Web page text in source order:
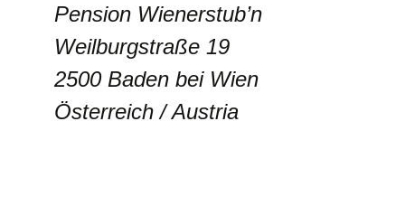
Pension Wienerstub’n
Weilburgstraße 19
2500 Baden bei Wien
Österreich / Austria